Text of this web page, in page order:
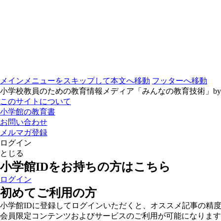
メインメニューをスキップして本文へ移動 フッターへ移動
小学校教員のための教育情報メディア「みんなの教育技術」
このサイトについて
小学館の教育書
お問い合わせ
メルマガ登録
ログイン
とじる
小学館IDをお持ちの方はこちら
ログイン
初めてご利用の方
小学館IDに登録してログインいただくと、オススメ記事の精
会員限定コンテンツおよびサービスのご利用が可能になりま